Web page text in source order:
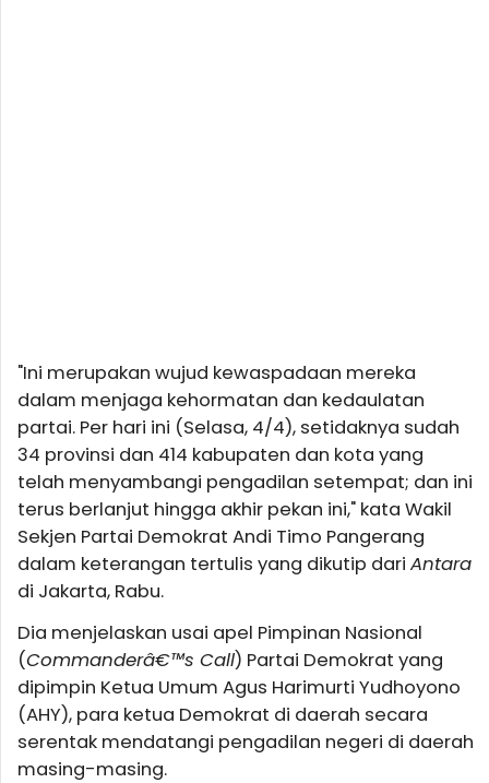
"Ini merupakan wujud kewaspadaan mereka
dalam menjaga kehormatan dan kedaulatan
partai. Per hari ini (Selasa, 4/4), setidaknya sudah
34 provinsi dan 414 kabupaten dan kota yang
telah menyambangi pengadilan setempat; dan ini
terus berlanjut hingga akhir pekan ini," kata Wakil
Sekjen Partai Demokrat Andi Timo Pangerang
dalam keterangan tertulis yang dikutip dari Antara
di Jakarta, Rabu.
Dia menjelaskan usai apel Pimpinan Nasional
(Commanderâ€™s Call) Partai Demokrat yang
dipimpin Ketua Umum Agus Harimurti Yudhoyono
(AHY), para ketua Demokrat di daerah secara
serentak mendatangi pengadilan negeri di daerah
masing-masing.